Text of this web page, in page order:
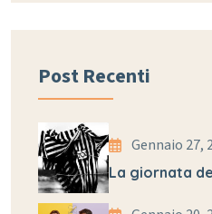
Post Recenti
Gennaio 27,
La giornata